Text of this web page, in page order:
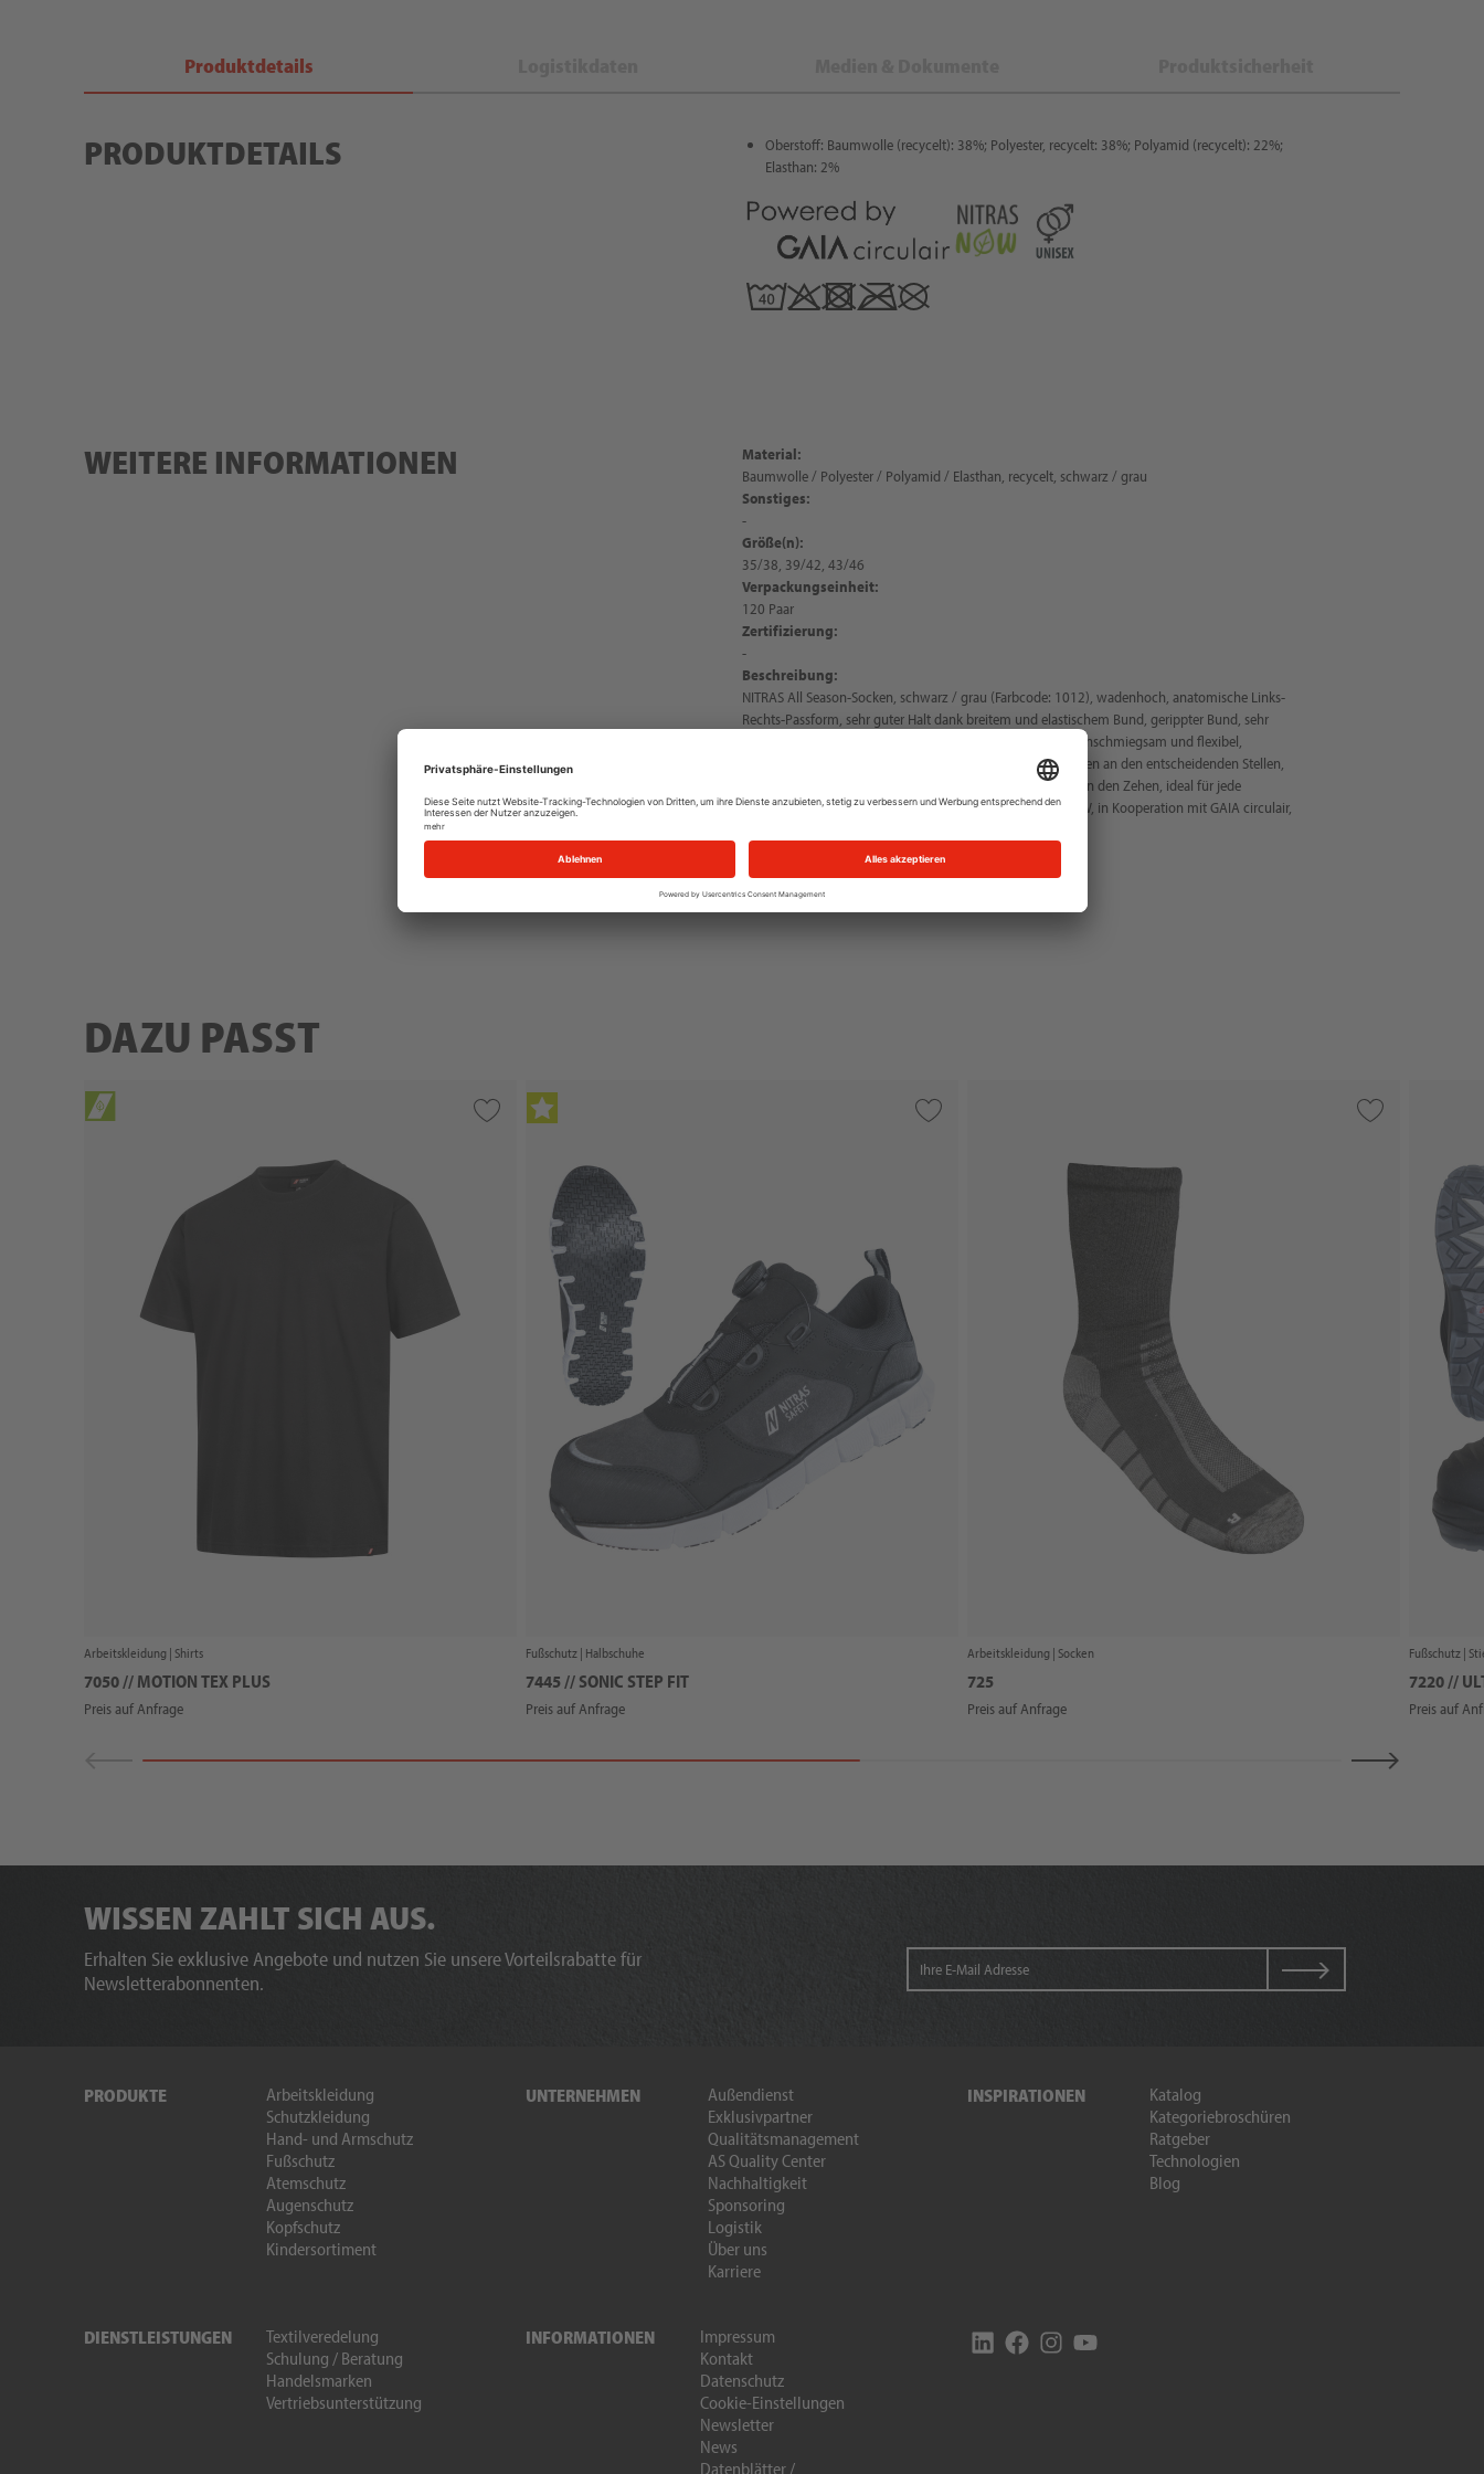
Produktdetails
PRODUKTDETAILS
Oberstoff: Baumwolle (recycelt): 38%; Polyester, recycelt: 38%; Polyamid (recycelt): 22%;
Elasthan: 2%
WEITERE INFORMATIONEN
Material:
Baumwolle / Polyester / Polyamid / Elasthan, recycelt, schwarz / grau
Sonstiges:
-
Größe(n):
35/38, 39/42, 43/46
Verpackungseinheit:
120 Paar
Zertifizierung:
-
Beschreibung:
NITRAS All Season-Socken, schwarz / grau (Farbcode: 1012), wadenhoch, anatomische Links-
Rechts-Passform, sehr guter Halt dank breitem und elastischem Bund, gerippter Bund, sehr
angenehmer Tragekomfort, besonders atmungsaktiv, sehr anschmiegsam und flexibel,
ausgezeichnetes Tragegefühl dank spezieller 3D-Polsterungen an den entscheidenden Stellen,
robuste und abriebfeste Verstärkungen an der Ferse sowie an den Zehen, ideal für jede
Jahreszeit, aus recycelten Materialien gefertigt, NITRAS NOW, in Kooperation mit GAIA circulair,
DAZU PASST
Arbeitskleidung | Shirts
7050 // MOTION TEX PLUS
Preis auf Anfrage
Fußschutz | Halbschuhe
7445 // SONIC STEP FIT
Preis auf Anfrage
Arbeitskleidung | Socken
725
Preis auf Anfrage
Fußschutz |
7220 //
Preis auf
WISSEN ZAHLT SICH AUS.
Erhalten Sie exklusive Angebote und nutzen Sie unsere Vorteilsrabatte für
Newsletterabonnenten.
PRODUKTE
Arbeitskleidung
Schutzkleidung
Hand- und Armschutz
Fußschutz
Atemschutz
Augenschutz
Kopfschutz
Kindersortiment
UNTERNEHMEN
Außendienst
Exklusivpartner
Qualitätsmanagement
AS Quality Center
Nachhaltigkeit
Sponsoring
Logistik
Über uns
Karriere
INSPIRATIONEN
Katalog
Kategoriebroschüren
Ratgeber
Technologien
Blog
DIENSTLEISTUNGEN
Textilveredelung
Schulung / Beratung
Handelsmarken
Vertriebsunterstützung
INFORMATIONEN
Impressum
Kontakt
Datenschutz
Cookie-Einstellungen
Newsletter
News
Datenblätter /